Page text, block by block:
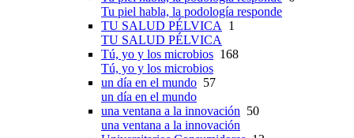
Tu piel habla, la podología responde
TU SALUD PÉLVICA
1
TU SALUD PÉLVICA
Tú, yo y los microbios 168
Tú, yo y los microbios
un día en el mundo 57
un día en el mundo
una ventana a la innovación 50
una ventana a la innovación